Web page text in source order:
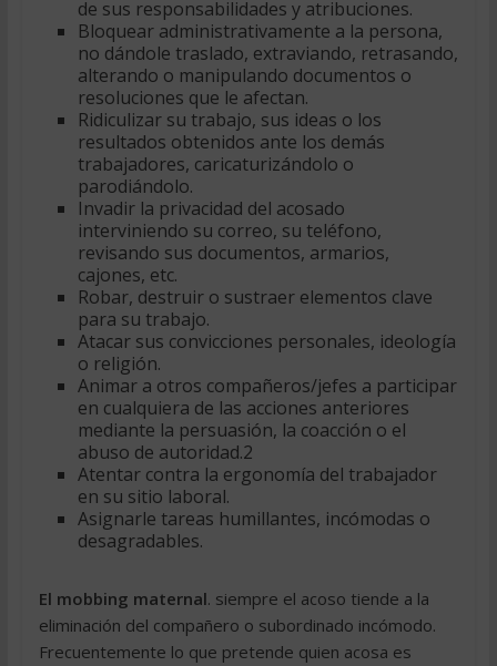
de sus responsabilidades y atribuciones.
Bloquear administrativamente a la persona,
no dándole traslado, extraviando, retrasando,
alterando o manipulando documentos o
resoluciones que le afectan.
Ridiculizar su trabajo, sus ideas o los
resultados obtenidos ante los demás
trabajadores, caricaturizándolo o
parodiándolo.
Invadir la privacidad del acosado
interviniendo su correo, su teléfono,
revisando sus documentos, armarios,
cajones, etc.
Robar, destruir o sustraer elementos clave
para su trabajo.
Atacar sus convicciones personales, ideología
o religión.
Animar a otros compañeros/jefes a participar
en cualquiera de las acciones anteriores
mediante la persuasión, la coacción o el
abuso de autoridad.2
Atentar contra la ergonomía del trabajador
en su sitio laboral.
Asignarle tareas humillantes, incómodas o
desagradables.
El mobbing maternal. siempre el acoso tiende a la
eliminación del compañero o subordinado incómodo.
Frecuentemente lo que pretende quien acosa es